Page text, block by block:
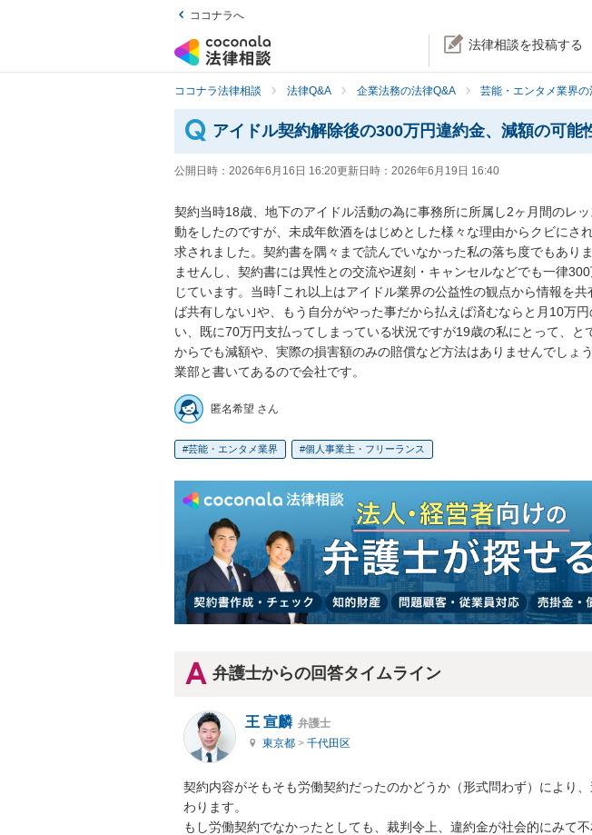
ココナラへ
法律相談を投稿する
ココナラ法律相談 法律Q&A 企業法務の法律Q&A 芸能・エンタメ業界の
アイドル契約解除後の300万円違約金、減額の可能
公開日時： 2026年6月16日 16:20更新日時： 2026年6月19日 16:40
契約当時18歳、地下のアイドル活動の為に事務所に所属し2ヶ月間のレ
動をしたのですが、未成年飲酒をはじめとした様々な理由からクビにさ
求されました。契約書を隅々まで読んでいなかった私の落ち度でもあり
ませんし、契約書には異性との交流や遅刻・キャンセルなどでも一律
じています。当時｢これ以上はアイドル業界の公益性の観点から情報を
ば共有しない｣や、もう自分がやった事だから払えば済むならと月10万
い、既に70万円支払ってしまっている状況ですが19歳の私にとって、と
からでも減額や、実際の損害額のみの賠償など方法はありませんでしょ
業部と書いてあるので会社です。
匿名希望 さん
芸能・エンタメ業界 個人事業主・フリーランス
弁護士からの回答タイムライン
王 宣麟 弁護士
東京都 > 千代田区
契約内容がそもそも労働契約だったのかどうか（形式問わず）により
わります。
もし労働契約でなかったとしても、裁判令上、違約金が社会的にみて